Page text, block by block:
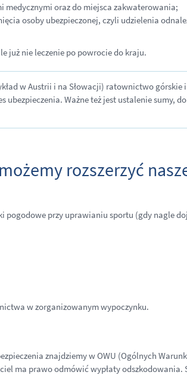
oraz do miejsca zakwaterowania;
osoby ubezpieczonej, czyli udzielenia
już nie leczenie po powrocie do kraju.
w Austrii i na Słowacji) ratownictwo
ubezpieczenia. Ważne też jest ustalenie
rozszerzyć
przy uprawianiu sportu (gdy nagle
w zorganizowanym wypoczynku.
znajdziemy w OWU (Ogólnych
ma prawo odmówić wypłaty odszkodowania.